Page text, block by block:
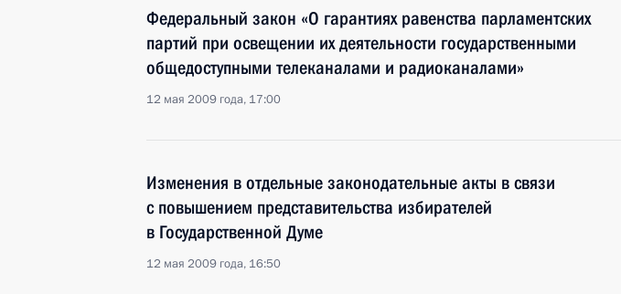
Федеральный закон «О гарантиях равенства парламентских
партий при освещении их деятельности государственными
общедоступными телеканалами и радиоканалами»
12 мая 2009 года, 17:00
Изменения в отдельные законодательные акты в связи
с повышением представительства избирателей
в Государственной Думе
12 мая 2009 года, 16:50